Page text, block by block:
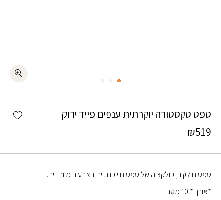
טפט טקסטורה יוקרתית ענפים פייד ירוק
₪519
טפטים לקיר, קולקציה של טפטים יוקרתיים בצבעים מיוחדים.
*אורך:* 10 מטר